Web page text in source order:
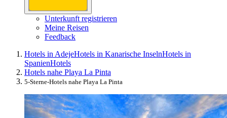
Unterkunft registrieren
Meine Reisen
Feedback
Hotels in AdejeHotels in Kanarische InselnHotels in
SpanienHotels
Hotels nahe Playa La Pinta
5-Sterne-Hotels nahe Playa La Pinta